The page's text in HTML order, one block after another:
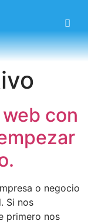
con
o negocio
Si nos
primero nos